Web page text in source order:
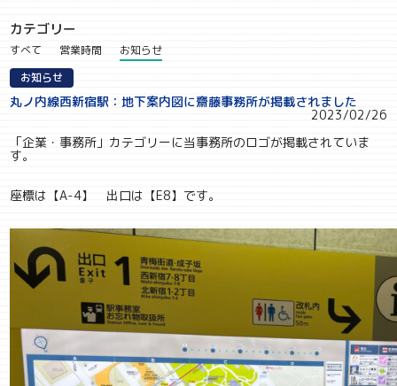
カテゴリー
すべて 営業時間
お知らせ
お知らせ
丸ノ内線西新宿駅：地下案内図に齋藤事務所が掲載されました
2023/02/26
「企業・事務所」カテゴリーに当事務所のロゴが掲載されていま
す。
座標は【A-4】 出口は【E8】です。